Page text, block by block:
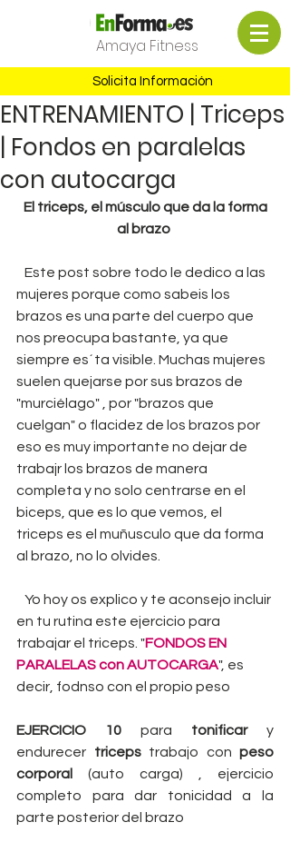
Amaya Fitness
Solicita Información
ENTRENAMIENTO | Triceps
| Fondos en paralelas
con autocarga
al brazo
mujeres porque como sabeis los
brazos es una parte del cuerpo que
nos preocupa bastante, ya que
siempre es´ta visible. Muchas mujeres
suelen quejarse por sus brazos de
"murciélago" , por "brazos que
cuelgan" o flacidez de los brazos por
eso es muy importante no dejar de
trabajr los brazos de manera
completa y no solo centrarse en el
biceps, que es lo que vemos, el
triceps es el muñusculo que da forma
al brazo, no lo olvides.
en tu rutina este ejercicio para
trabajar el triceps. "FONDOS EN
PARALELAS con AUTOCARGA", es
decir, fodnso con el propio peso
EJERCICIO 10 para tonificar y
endurecer triceps trabajo con peso
corporal (auto carga) , ejercicio
completo para dar tonicidad a la
parte posterior del brazo